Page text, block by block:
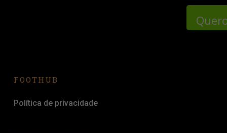
FOOTHUB
Política de privacidade